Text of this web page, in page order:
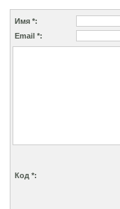
Имя *:
Email *:
Код *: